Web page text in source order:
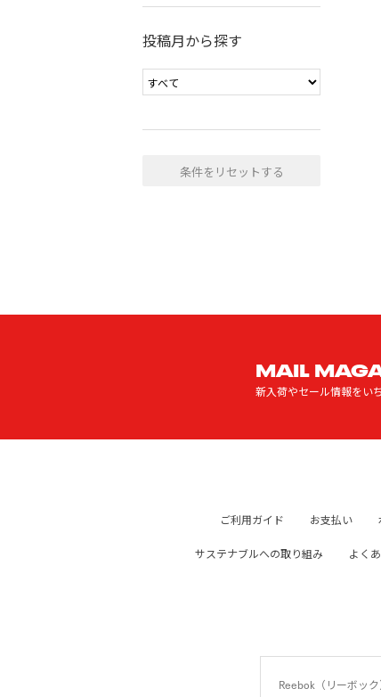
投稿月から探す
条件をリセットする
MAIL
新入荷やセール情報をい
ご利用ガイド お支払い
サステナブルへの取り組み よく
Reebok（リーボッ